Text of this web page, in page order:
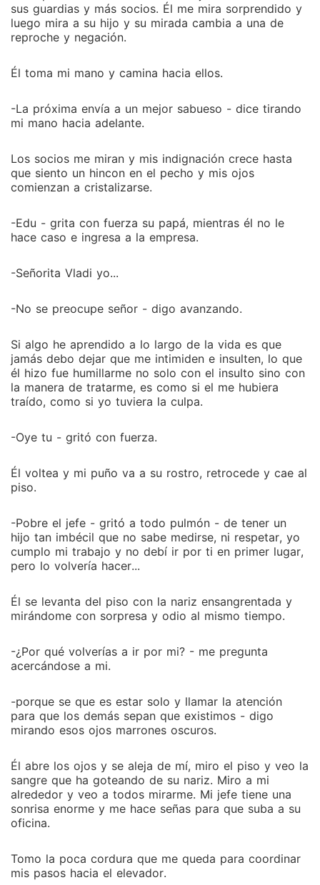
sus guardias y más socios. Él me mira sorprendido y
luego mira a su hijo y su mirada cambia a una de
reproche y negación.
Él toma mi mano y camina hacia ellos.
-La próxima envía a un mejor sabueso - dice tirando
mi mano hacia adelante.
Los socios me miran y mis indignación crece hasta
que siento un hincon en el pecho y mis ojos
comienzan a cristalizarse.
-Edu - grita con fuerza su papá, mientras él no le
hace caso e ingresa a la empresa.
-Señorita Vladi yo...
-No se preocupe señor - digo avanzando.
Si algo he aprendido a lo largo de la vida es que
jamás debo dejar que me intimiden e insulten, lo que
él hizo fue humillarme no solo con el insulto sino con
la manera de tratarme, es como si el me hubiera
traído, como si yo tuviera la culpa.
-Oye tu - gritó con fuerza.
Él voltea y mi puño va a su rostro, retrocede y cae al
piso.
-Pobre el jefe - gritó a todo pulmón - de tener un
hijo tan imbécil que no sabe medirse, ni respetar, yo
cumplo mi trabajo y no debí ir por ti en primer lugar,
pero lo volvería hacer...
Él se levanta del piso con la nariz ensangrentada y
mirándome con sorpresa y odio al mismo tiempo.
-¿Por qué volverías a ir por mi? - me pregunta
acercándose a mi.
-porque se que es estar solo y llamar la atención
para que los demás sepan que existimos - digo
mirando esos ojos marrones oscuros.
Él abre los ojos y se aleja de mí, miro el piso y veo la
sangre que ha goteando de su nariz. Miro a mi
alrededor y veo a todos mirarme. Mi jefe tiene una
sonrisa enorme y me hace señas para que suba a su
oficina.
Tomo la poca cordura que me queda para coordinar
mis pasos hacia el elevador.